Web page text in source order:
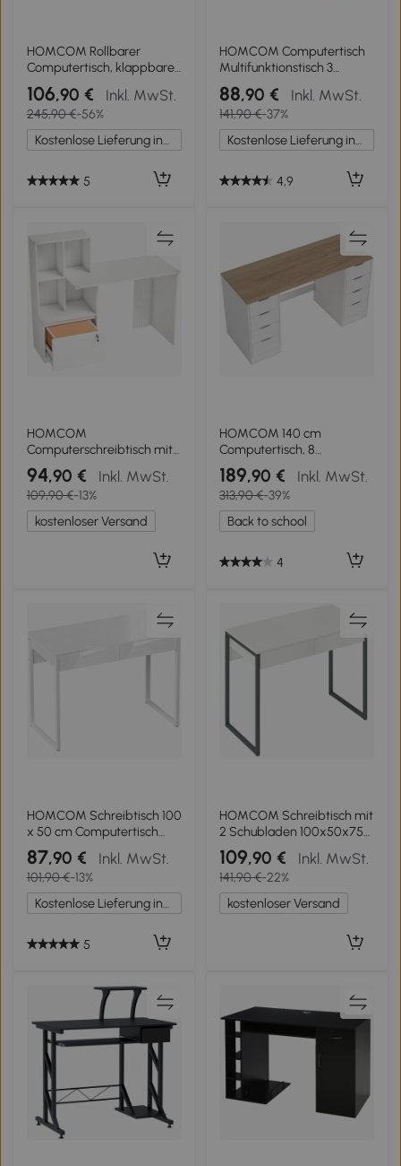
HOMCOM Rollbarer
Computertisch, klappbarer
Schreibtisch mit Schrank
und Schublade,
Spanplatte, Weiß
106,90 € Inkl. MwSt.
245,90 €-56%
Kostenlose Lieferung innerhalb Deutschlands
5
HOMCOM Computertisch
Multifunktionstisch 3
Schubladen 2 Regale Maße
120L x 49B x 72H cm MDF
Walnuss-Optik
88,90 € Inkl. MwSt.
141,90 €-37%
Kostenlose Lieferung innerhalb Deutschlands
4,9
HOMCOM
Computerschreibtisch mit
4-Fächer-Regal und
abschließbarer Schublade,
126 x 50 x 109 cm, weiße
Holzmaserung
94,90 € Inkl. MwSt.
109,90 €-13%
kostenloser Versand
HOMCOM 140 cm
Computertisch, 8
Schubladen, Schreibtisch
für Homeoffice,
Schlafzimmer, Stahl, Holz,
Weiß
189,90 € Inkl. MwSt.
313,90 €-39%
Back to school
4
HOMCOM Schreibtisch 100
x 50 cm Computertisch
Bürotisch mit 2
Schubladen, für kleine
Räume, Weiß
87,90 € Inkl. MwSt.
101,90 €-13%
Kostenlose Lieferung innerhalb Deutschlands
5
HOMCOM Schreibtisch mit
2 Schubladen 100x50x75
cm Computertisch
Stahlbeine für Zuhause
Kleine Räume
Hochglanzweiß
109,90 € Inkl. MwSt.
141,90 €-22%
kostenloser Versand